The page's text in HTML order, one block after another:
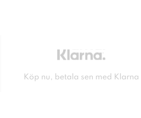
Köp nu, betala sen med Klarna